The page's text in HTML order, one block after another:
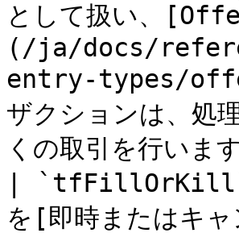
として扱い、
(/ja/docs/
entry-types/offer)
ザクションは、処
くの取引を行いま
| `tfFillOrKill`
を[即時またはキ